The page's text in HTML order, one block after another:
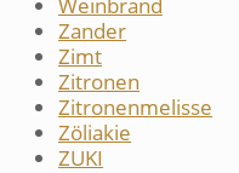
Zander
Zimt
Zitronen
Zitronenmelisse
Zöliakie
ZUKI